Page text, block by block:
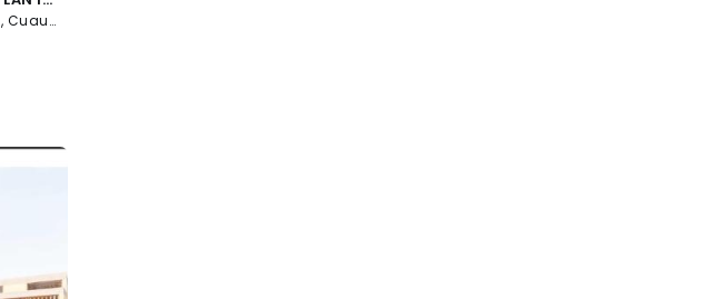
MZ 1 LT 5B, FRANCISCO VILLA, Cuautitlán Izcalli